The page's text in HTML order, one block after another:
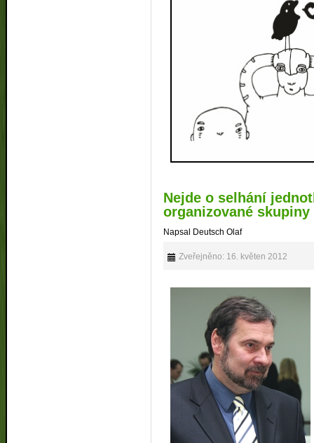
Nejde o selhání
organizované skupiny
Napsal Deutsch Olaf
Zveřejněno: 16. květen 2012